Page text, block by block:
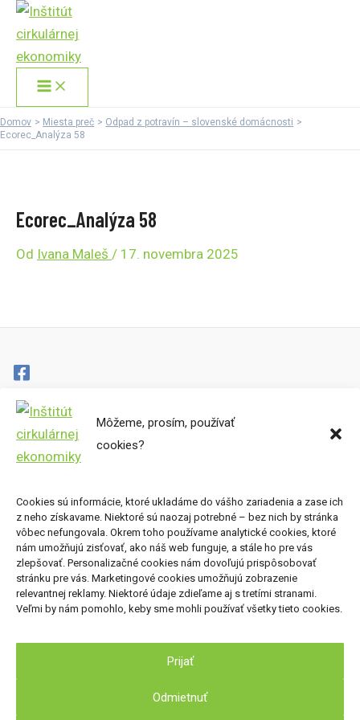
Môžeme, prosím, používať
cookies?
Cookies sú informácie, ktoré ukladáme do vášho zariadenia a zase ich
z neho získavame. Niektoré sú naozaj potrebné – bez nich by stránka
vôbec nefungovala. Okrem toho používame analytické cookies, ktoré
nám umožňujú zisťovať, ako náš web funguje, a stále ho pre vás
zlepšovať. Personalizačné cookies nám dovoľujú prispôsobovať
stránku pre vás. Marketingové cookies umožňujú zobrazenie
relevantnej reklamy. Niektoré údaje zdieľame aj s tretími stranami.
Veľmi by nám pomohlo, keby sme mohli používať všetky tieto cookies.
Prijať
Odmietnuť
Preskočiť
obsah
Main
Menu
Domov Miesta preč
Odpad z potravín – slovenské domácnosti
Ecorec_Analýza 58
Ecorec_Analýza 58
Od Ivana Maleš / 17. novembra 2025
Cirkulárne mapy
Miesta preč
Zásady ochrany osobných údajov
Kde nás nájdete
Inštitút cirkulárnej ekonomiky, o.z.
Nová Cvernovka
Račianska 78, 831 02 Bratislava
2026 © Inštitút cirkulárnej ekonomiky